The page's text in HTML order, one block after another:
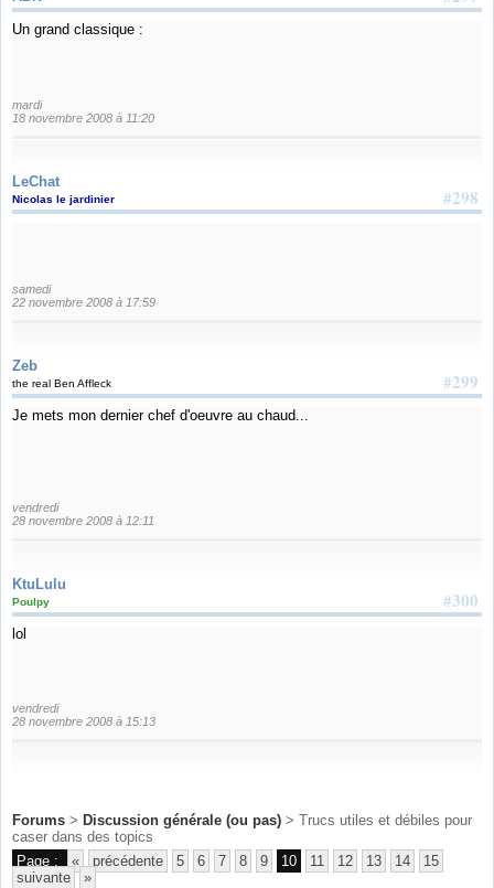
Un grand classique :
mardi
18 novembre 2008 à 11:20
LeChat
#298
Nicolas le jardinier
samedi
22 novembre 2008 à 17:59
Zeb
#299
the real Ben Affleck
Je mets mon dernier chef d'oeuvre au chaud...
vendredi
28 novembre 2008 à 12:11
KtuLulu
#300
Poulpy
lol
vendredi
28 novembre 2008 à 15:13
Forums > Discussion générale (ou pas) > Trucs utiles et débiles pour
caser dans des topics
Page :
« précédente 5 6 7 8 9 10 11 12 13 14
15
suivante
»